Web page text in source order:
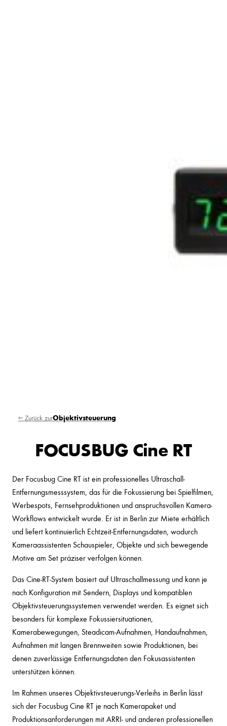
← Zurück zurObjektivsteuerung
FOCUSBUG Cine RT
Der Focusbug Cine RT ist ein professionelles Ultraschall-
Entfernungsmesssystem, das für die Fokussierung bei Spielfilmen,
Werbespots, Fernsehproduktionen und anspruchsvollen Kamera-
Workflows entwickelt wurde. Er ist in Berlin zur Miete erhältlich
und liefert kontinuierlich Echtzeit-Entfernungsdaten, wodurch
Kameraassistenten Schauspieler, Objekte und sich bewegende
Motive am Set präziser verfolgen können.
Das Cine-RT-System basiert auf Ultraschallmessung und kann je
nach Konfiguration mit Sendern, Displays und kompatiblen
Objektivsteuerungssystemen verwendet werden. Es eignet sich
besonders für komplexe Fokussiersituationen,
Kamerabewegungen, Steadicam-Aufnahmen, Handaufnahmen,
Aufnahmen mit langen Brennweiten sowie Produktionen, bei
denen zuverlässige Entfernungsdaten den Fokusassistenten
unterstützen können.
Im Rahmen unseres Objektivsteuerungs-Verleihs in Berlin lässt
sich der Focusbug Cine RT je nach Kamerapaket und
Produktionsanforderungen mit ARRI- und anderen professionellen